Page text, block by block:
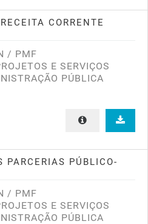
CORRENTE
/ PMF
E SERVIÇOS
PÚBLICA
PARCERIAS PÚBLICO-
/ PMF
E SERVIÇOS
PÚBLICA